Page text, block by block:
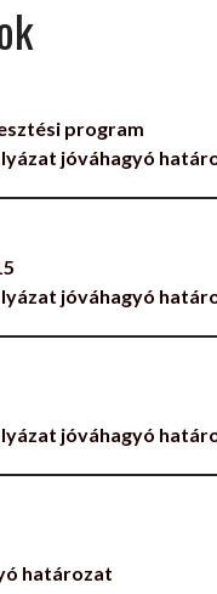
program
jóváhagyó
jóváhagyó
jóváhagyó
határozat